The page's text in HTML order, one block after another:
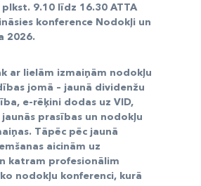
9.10 līdz 16.30 ATTA
konference Nodokļi un
2026.
ar lielām izmaiņām nodokļu
jomā – jaunā dividenžu
e-rēķini dodas uz VID,
prasības un nodokļu
Tāpēc pēc jaunā
aicinām uz
katram profesionālim
nodokļu konferenci, kurā